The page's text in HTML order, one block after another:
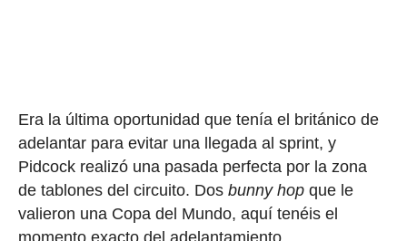
Era la última oportunidad que tenía el británico de
adelantar para evitar una llegada al sprint, y
Pidcock realizó una pasada perfecta por la zona
de tablones del circuito. Dos bunny hop que le
valieron una Copa del Mundo, aquí tenéis el
momento exacto del adelantamiento.